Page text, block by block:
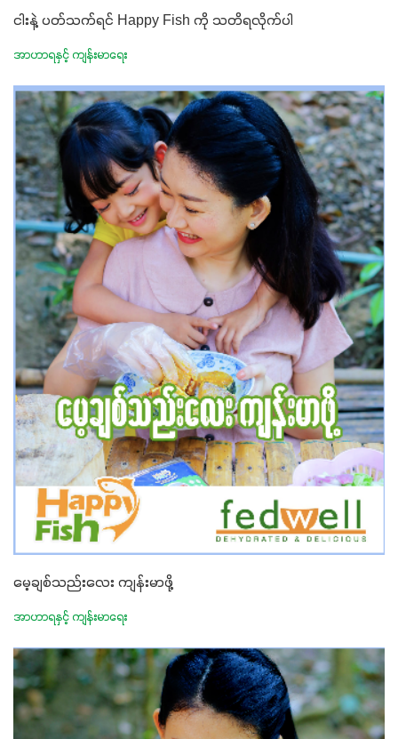
ငါးနဲ့ ပတ်သက်ရင် Happy Fish ကို သတိရလိုက်ပါ
အာဟာရနှင့် ကျန်းမာရေး
မေ့ချစ်သည်းလေး ကျန်းမာဖို့
အာဟာရနှင့် ကျန်းမာရေး